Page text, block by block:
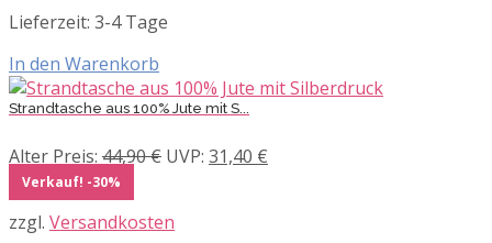
Lieferzeit: 3-4 Tage
In den Warenkorb
Strandtasche aus 100% Jute mit S...
Alter Preis: 44,90€ Ursprünglicher
44,90 €
UVP: 31,40 €
Verkauf! -30%
zzgl. Versandkosten